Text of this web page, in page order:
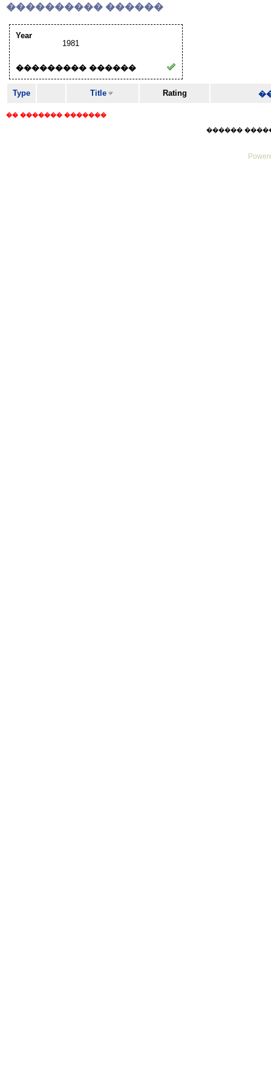
���������� ������
Year
1981
��������� ������
Type Title Rating
�� ������� �������
������ ������